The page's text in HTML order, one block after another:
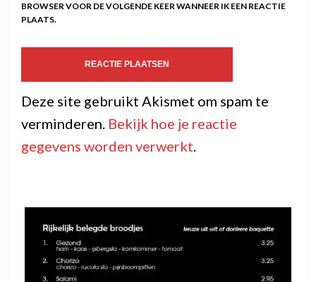
BROWSER VOOR DE VOLGENDE KEER WANNEER IK EEN REACTIE
PLAATS.
Deze site gebruikt Akismet om spam te
verminderen. Bekijk hoe je reactie
gegevens worden verwerkt.